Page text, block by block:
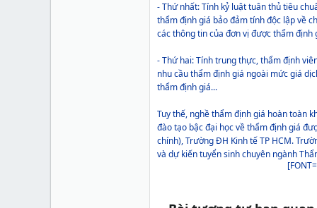
- Thứ nhất: Tính kỷ luật tuân thủ tiêu
thẩm định giá bảo đảm tính độc lập về
các thông tin của đơn vị được thẩm định
- Thứ hai: Tính trung thực, thẩm định
nhu cầu thẩm định giá ngoài mức giá
thẩm định giá...
Tuy thế, nghề thẩm định giá hoàn toàn
đào tạo bậc đại học về thẩm định giá
chính), Trường ĐH Kinh tế TP HCM.
và dự kiến tuyển sinh chuyên ngành